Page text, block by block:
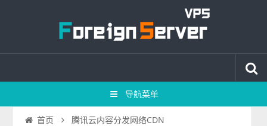
导航菜单
首页 腾讯云内容分发网络CDN